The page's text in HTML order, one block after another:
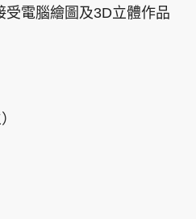
電腦繪圖及3D立體作品